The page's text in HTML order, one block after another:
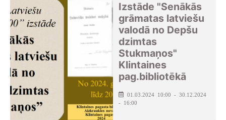
Izstāde "Senākās
grāmatas latviešu
valodā no Depšu
dzimtas
Stukmaņos"
Klintaines
pag.bibliotēkā
01.03.2024 10:00 - 30.12.2024
- 16:00